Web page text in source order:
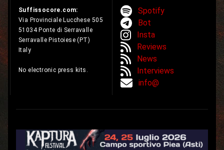
Suffissocore.com:
Via Provinciale Lucchese 505
51034 Ponte di Serravalle
Serravalle Pistoiese (PT)
Italy
No electronic press kits.
Spotify
Bot
Insta
Reviews
News
Interviews
info@